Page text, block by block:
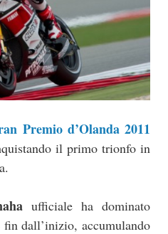
Premio d’Olanda 2011
il primo trionfo in
ufficiale ha dominato
fin dall’inizio, accumulando